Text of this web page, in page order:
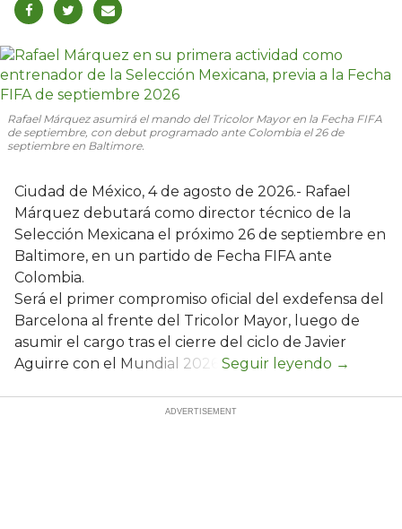
Rafael Márquez asumirá el mando del Tricolor Mayor en la Fecha FIFA
de septiembre, con debut programado ante Colombia el 26 de
septiembre en Baltimore.
Ciudad de México, 4 de agosto de 2026.- Rafael
Márquez debutará como director técnico de la
Selección Mexicana el próximo 26 de septiembre en
Baltimore, en un partido de Fecha FIFA ante
Colombia.
Será el primer compromiso oficial del exdefensa del
Barcelona al frente del Tricolor Mayor, luego de
asumir el cargo tras el cierre del ciclo de Javier
Aguirre con el Mundial 2026.